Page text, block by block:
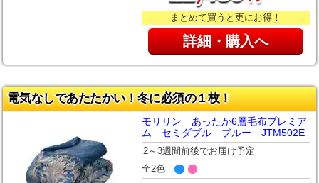
まとめて買うと更にお得！
詳細・購入へ
電気なしであたたかい！冬に必須の１枚！
モリリン あったか6層毛布プレミア
ム セミダブル ブルー JTM502E
2～3週間前後でお届け予定
全2色